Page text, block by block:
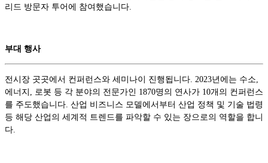
리드 방문자 투어에 참여했습니다.
부대 행사
전시장 곳곳에서 컨퍼런스와 세미나이 진행됩니다. 2023년에는 수소,
에너지, 로봇 등 각 분야의 전문가인 1870명의 연사가 10개의 컨퍼런스
를 주도했습니다. 산업 비즈니스 모델에서부터 산업 정책 및 기술 법령
등 해당 산업의 세계적 트렌드를 파악할 수 있는 장으로의 역할을 합니
다.